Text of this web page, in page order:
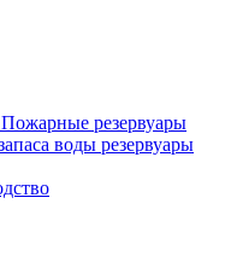
Пожарные резервуары
резервуары